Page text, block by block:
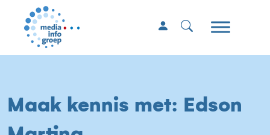
Maak kennis met: Edson